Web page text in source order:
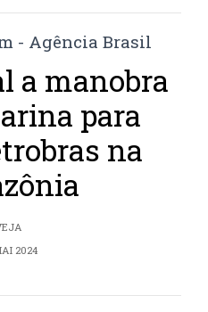
a manobra
para
na
2024